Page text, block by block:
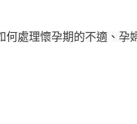
處理懷孕期的不適、孕